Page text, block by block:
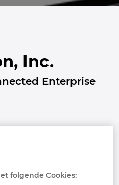
Inc.
Enterprise
folgende Cookies: